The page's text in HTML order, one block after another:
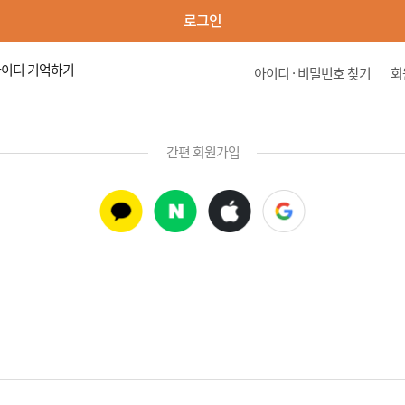
로그인
디 기억하기 |
아이디 · 비밀번호 찾기
간편 회원가입